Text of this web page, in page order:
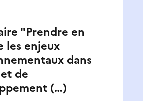
"Prendre en
les enjeux
dans
de
(…)